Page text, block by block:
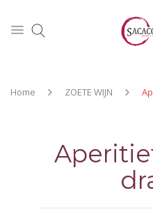
Home ZOETE WIJN